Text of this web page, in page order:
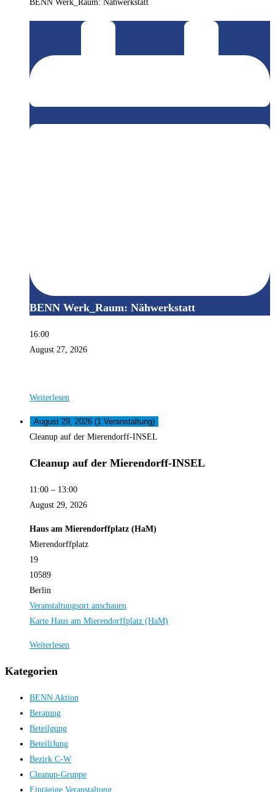
BENN Werk_Raum: Nähwerkstatt
BENN Werk_Raum: Nähwerkstatt
16:00
August 27, 2026
Weiterlesen
August 29, 2026 (1 Veranstaltung)
Cleanup auf der Mierendorff-INSEL
Cleanup auf der Mierendorff-INSEL
11:00 – 13:00
August 29, 2026
Haus am Mierendorffplatz (HaM)
Mierendorffplatz
19
10589
Berlin
Veranstaltungsort anschauen
Karte Haus am Mierendorffplatz (HaM)
Weiterlesen
Kategorien
BENN Aktion
Beratung
Beteilgung
BeteiliJung
Bezirk C-W
Cleanup-Gruppe
Eintägige Veranstaltung